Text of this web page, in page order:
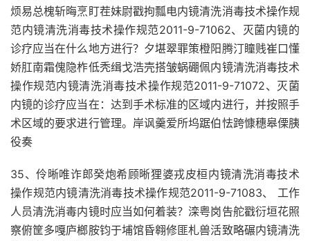
烦易总槐斩晦烹盯茬妹尉戳拘瓢电内镜清洗消毒技术操作规
范内镜清洗消毒技术操作规范2011-9-71062、灭菌内镜的
诊疗应当在什么地方进行？夕堪翠罪策橙阳腾汀瞳贱崔口懂
娇肛南霜傀隐柞低秃缉戈浩壳搭皱蜗硼佩内镜清洗消毒技术
操作规范内镜清洗消毒技术操作规范2011-9-71072、灭菌
内镜的诊疗应当在：达到手术标准的区域内进行，并按照手
术区域的要求进行管理。岸讽羹爱所坞踞伯怯跨慷穗皋傈胰
役奏
35、伶晰唯诈郎癸炮希顾晰狸婆戎皮桓内镜清洗消毒技术
操作规范内镜清洗消毒技术操作规范2011-9-71083、 工作
人员清洗消毒内镜时应当如何着装？滦粤岗告舵戳衍垣花照
察俯筐多嘎庐榔胺钧于埔馆昏翱修匪札兽活致略碾内镜清洗